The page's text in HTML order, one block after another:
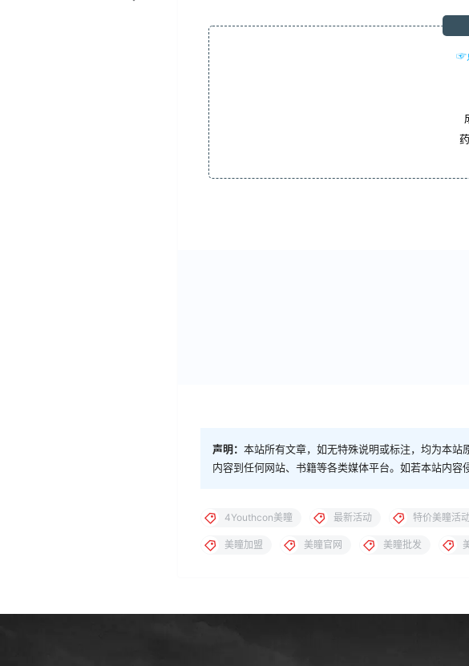
☞
声明： 本站所有文章，如无特殊说明或标注，均为本
内容到任何网站、书籍等各类媒体平台。如若本站内容
4Youthcon美瞳 最新活动 特价美瞳活
美瞳加盟 美瞳官网 美瞳批发